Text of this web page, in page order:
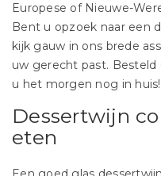
Europese of Nieuwe-
Bent u opzoek naar een
kijk gauw in ons brede
uw gerecht past. Besteld
u het morgen nog in huis!
Dessertwijn
eten